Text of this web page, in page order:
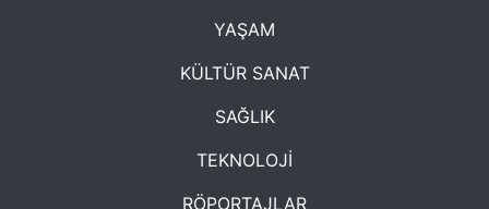
YAŞAM
KÜLTÜR SANAT
SAĞLIK
TEKNOLOJİ
RÖPORTAJLAR